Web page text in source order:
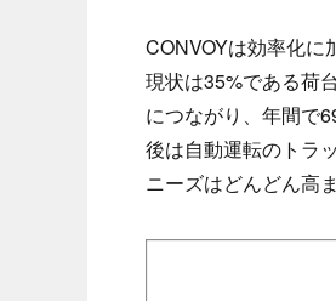
CONVOYは効率化に
現状は35%である荷
につながり、年間で
後は自動運転のトラ
ニーズはどんどん高